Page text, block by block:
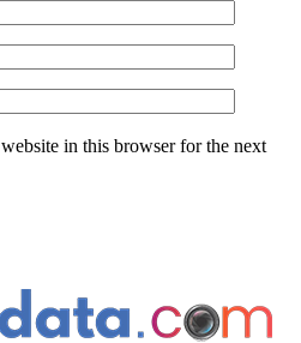
in this browser for the next